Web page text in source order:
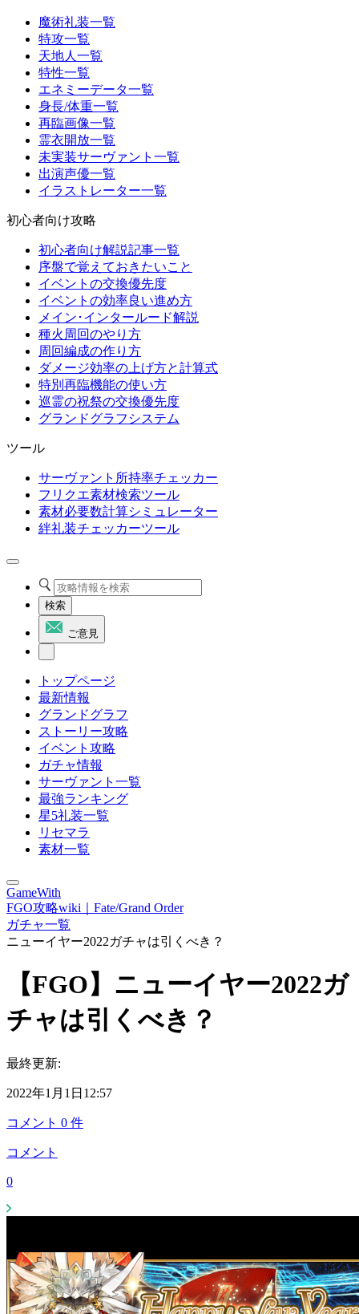
魔術礼装一覧
特攻一覧
天地人一覧
特性一覧
エネミーデータ一覧
身長/体重一覧
再臨画像一覧
霊衣開放一覧
未実装サーヴァント一覧
出演声優一覧
イラストレーター一覧
初心者向け攻略
初心者向け解説記事一覧
序盤で覚えておきたいこと
イベントの交換優先度
イベントの効率良い進め方
メイン･インタールード解説
種火周回のやり方
周回編成の作り方
ダメージ効率の上げ方と計算式
特別再臨機能の使い方
巡霊の祝祭の交換優先度
グランドグラフシステム
ツール
サーヴァント所持率チェッカー
フリクエ素材検索ツール
素材必要数計算シミュレーター
絆礼装チェッカーツール
検索
ご意見
トップページ
最新情報
グランドグラフ
ストーリー攻略
イベント攻略
ガチャ情報
サーヴァント一覧
最強ランキング
星5礼装一覧
リセマラ
素材一覧
GameWith
FGO攻略wiki｜Fate/Grand Order
ガチャ一覧
ニューイヤー2022ガチャは引くべき？
【FGO】ニューイヤー2022ガ
チャは引くべき？
最終更新:
2022年1月1日12:57
コメント 0 件
コメント
0